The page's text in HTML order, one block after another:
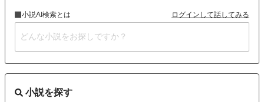
小説AI検索とは ログインして話してみる
小説を探す